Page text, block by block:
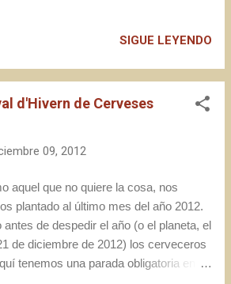
unos cientos de metros de...
, canelones, turrones, birra): no
desde la oficina, desde casa o desde la
en el primer párrafo. Vaya por
ni que tan sólo considere que mis
vecino o las de mi tía-abuela. Pero
a mediados de diciembre, algunas
me han pedido que les recomiende
de invierno (o Navidad) para estas
No tengo más autoridad que mis
SIGUE LEYENDO
d'Hivern de Cerveses
09, 2012
aquel que no quiere la cosa, nos
plantado al último mes del año 2012.
antes de despedir el año (o el planeta, el
de diciembre de 2012) los cerveceros
tenemos una parada obligatoria en